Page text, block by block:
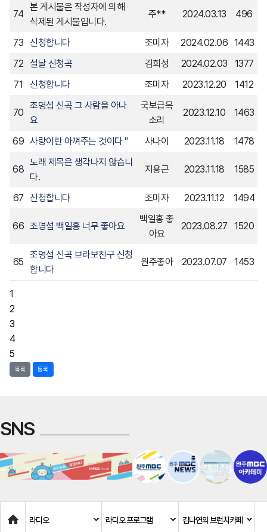
74
본 게시물은 작성자에 의해
삭제된 게시물입니다.
주** 2024.03.13 496
73 신청합니다 조미자 2024.02.06 1443
72 설날 신청곡 김희성 2024.02.03
1377
71
신청합니다 조미자 2023.12.20 1412
70
조명섭 신곡 그 사람을 아나
요
국보급목
소리
2023.12.10 1463
69 사랑이란 아껴주는 것이다 " 사나이 2023.11.18 1478
68
노래 제목은 생각나지 않습니
다.
지용근 2023.11.18 1585
67 신청합니다 조미자 2023.11.12 1494
66 조명섭 백일홍 너무 좋아요
백일홍 좋
아요
2023.08.27 1520
65
조명섭 신곡 브라보친구 신청
합니다
원주좋아 2023.07.07 1453
1
2
3
4
5
목록 등록
SNS
Home
라디오 라디오 프로그램 김나연의 브런치카페